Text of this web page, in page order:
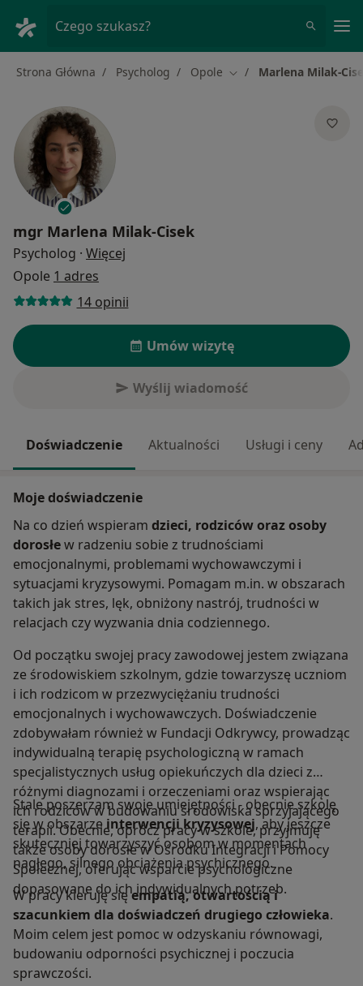
Czego szukasz?
Strona Główna Psycholog Opole Zmień miasto
Marlena Milak-
mgr Marlena Milak-Cisek
Psycholog · Więcej
Opole 1 adres
14 opinii
Umów wizytę
Wyślij wiadomość
Doświadczenie Aktualności Usługi i ceny
Moje doświadczenie
Na co dzień wspieram dzieci, rodziców oraz osoby
dorosłew radzeniu sobie z trudnościami
emocjonalnymi, problemami wychowawczymi i
sytuacjami kryzysowymi. Pomagam m.in. w obszarach
takich jak stres, lęk, obniżony nastrój, trudności w
relacjach czy wyzwania dnia codziennego.
Od początku swojej pracy zawodowej jestem związana
ze środowiskiem szkolnym, gdzie towarzyszę uczniom
i ich rodzicom w przezwyciężaniu trudności
emocjonalnych i wychowawczych. Doświadczenie
zdobywałam również w Fundacji Odkrywcy, prowadząc
indywidualną terapię psychologiczną w ramach
specjalistycznych usług opiekuńczych dla dzieci z
różnymi diagnozami i orzeczeniami oraz wspierając
ich rodziców w budowaniu środowiska sprzyjającego
terapii. Obecnie, oprócz pracy w szkole, przyjmuję
także osoby dorosłe w Ośrodku Integracji i Pomocy
Społecznej, oferując wsparcie psychologiczne
dopasowane do ich indywidualnych potrzeb.
Stale poszerzam swoje umiejętności - obecnie szkolę
się w obszarzeinterwencji kryzysowej, aby jeszcze
skuteczniej towarzyszyć osobom w momentach
nagłego, silnego obciążenia psychicznego.
W pracy kieruję sięempatią, otwartością i
szacunkiem dla doświadczeń drugiego człowieka.
Moim celem jest pomoc w odzyskaniu równowagi,
budowaniu odporności psychicznej i poczucia
sprawczości.